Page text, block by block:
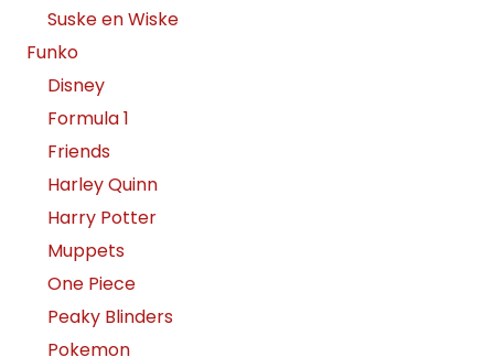
Suske en Wiske
Funko
Disney
Formula 1
Friends
Harley Quinn
Harry Potter
Muppets
One Piece
Peaky Blinders
Pokemon